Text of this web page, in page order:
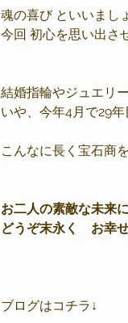
魂の喜び といいまし
今回 初心を思い出さ
結婚指輪やジュエリ
いや、今年4月で29年
こんなに長く宝石商
お二人の素敵な未来
どうぞ末永く　お幸
ブログはコチラ↓